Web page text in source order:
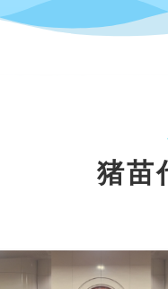
猪苗